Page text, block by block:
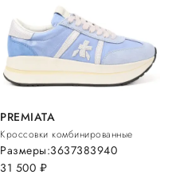
PREMIATA
Кроссовки комбинированные
31 500 руб.
Размеры:3637383940